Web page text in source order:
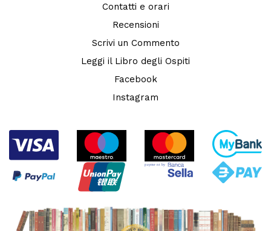
Contatti e orari
Recensioni
Scrivi un Commento
Leggi il Libro degli Ospiti
Facebook
Instagram